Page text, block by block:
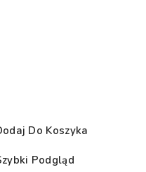
Do Koszyka
Podgląd